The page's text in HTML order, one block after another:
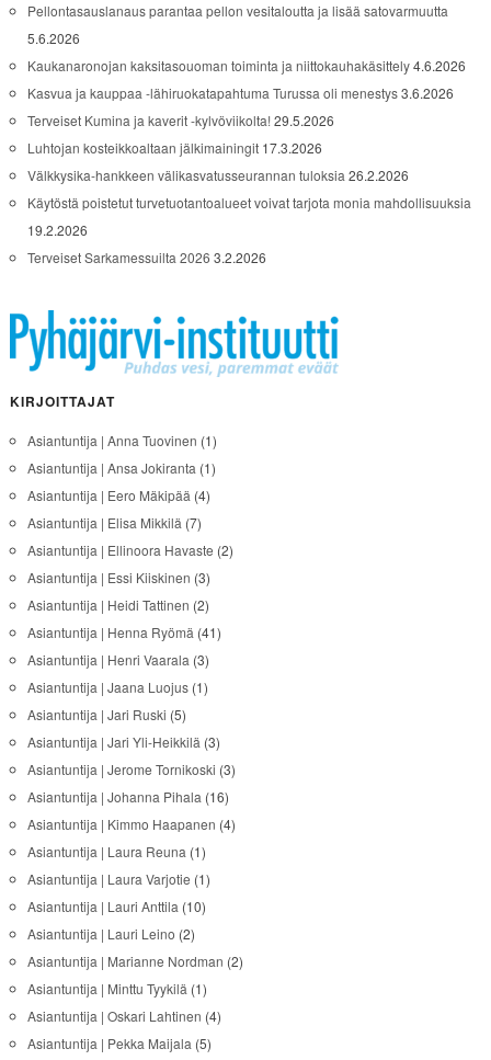
Pellontasauslanaus parantaa pellon vesitaloutta ja lisää satovarmuutta
5.6.2026
Kaukanaronojan kaksitasouoman toiminta ja niittokauhakäsittely4.6.2026
Kasvua ja kauppaa -lähiruokatapahtuma Turussa oli menestys3.6.2026
Terveiset Kumina ja kaverit -kylvöviikolta!29.5.2026
Luhtojan kosteikkoaltaan jälkimainingit 17.3.2026
Välkkysika-hankkeen välikasvatusseurannan tuloksia 26.2.2026
Käytöstä poistetut turvetuotantoalueet voivat tarjota monia mahdollisuuksia
19.2.2026
Terveiset Sarkamessuilta 2026 3.2.2026
KIRJOITTAJAT
Asiantuntija | Anna Tuovinen (1)
Asiantuntija | Ansa Jokiranta (1)
Asiantuntija | Eero Mäkipää (4)
Asiantuntija | Elisa Mikkilä (7)
Asiantuntija | Ellinoora Havaste (2)
Asiantuntija | Essi Kiiskinen (3)
Asiantuntija | Heidi Tattinen (2)
Asiantuntija | Henna Ryömä (41)
Asiantuntija | Henri Vaarala (3)
Asiantuntija | Jaana Luojus(1)
Asiantuntija | Jari Ruski (5)
Asiantuntija | Jari Yli-Heikkilä (3)
Asiantuntija | Jerome Tornikoski (3)
Asiantuntija | Johanna Pihala (16)
Asiantuntija | Kimmo Haapanen (4)
Asiantuntija | Laura Reuna (1)
Asiantuntija | Laura Varjotie (1)
Asiantuntija | Lauri Anttila (10)
Asiantuntija | Lauri Leino (2)
Asiantuntija | Marianne Nordman (2)
Asiantuntija | Minttu Tyykilä (1)
Asiantuntija | Oskari Lahtinen (4)
Asiantuntija | Pekka Maijala (5)